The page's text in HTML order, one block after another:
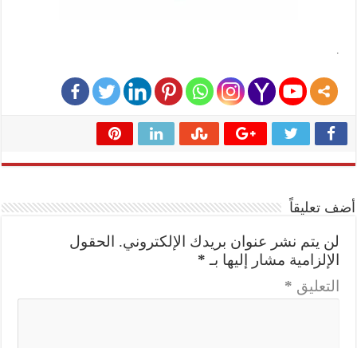
.
أضف تعليقاً
لن يتم نشر عنوان بريدك الإلكتروني.
الحقول
الإلزامية مشار إليها بـ *
التعليق *